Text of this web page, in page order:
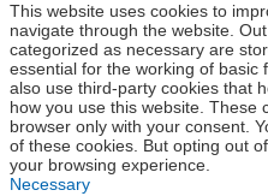
This website uses cookies to
navigate through the website.
categorized as necessary are
essential for the working of basic
also use third-party cookies that
how you use this website. These
browser only with your consent.
of these cookies. But opting out
your browsing experience.
Necessary